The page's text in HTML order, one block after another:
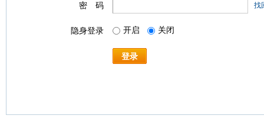
密 码 找
隐身登录 开启 关闭
登录